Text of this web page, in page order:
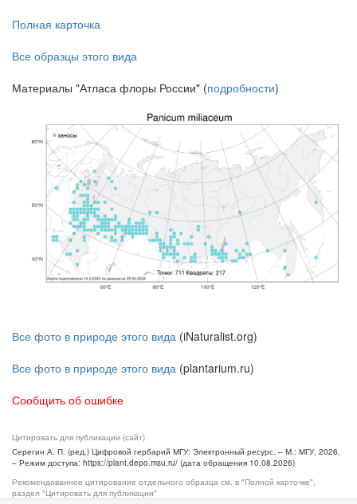
Полная карточка
Все образцы этого вида
Материалы "Атласа флоры России" (подробности)
Все фото в природе этого вида (iNaturalist.org)
Все фото в природе этого вида (plantarium.ru)
Сообщить об ошибке
Цитировать для публикации (сайт)
Серегин А. П. (ред.) Цифровой гербарий МГУ: Электронный ресурс. – М.: МГУ, 2026.
– Режим доступа: https://plant.depo.msu.ru/ (дата обращения 10.08.2026)
Рекомендованное цитирование отдельного образца см. в "Полной карточке",
раздел "Цитировать для публикации"